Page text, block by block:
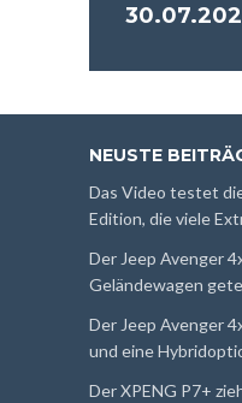
NEUSTE
Das Video testet
Edition, die viele
Der Jeep Avenger
Geländewagen
Der Jeep Avenger
und eine
Der XPENG P7+